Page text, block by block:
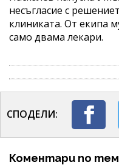
несъгласие с
клиниката. От екипа
само двама лекари.
СПОДЕЛИ:
Коментари по